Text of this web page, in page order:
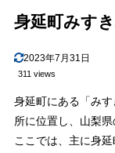
身延町みす
2023年7月31日
311 views
身延町にある「み
所に位置し、山梨
ここでは、主に身